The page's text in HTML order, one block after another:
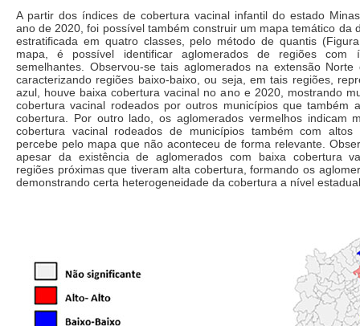
A partir dos índices de cobertura vacinal infantil do estado
ano de 2020, foi possível também construir um mapa temático da
estratificada em quatro classes, pelo método de quantis
mapa, é possível identificar aglomerados de regiões com
semelhantes. Observou-se tais aglomerados na extensão
caracterizando regiões baixo-baixo, ou seja, em tais regiões,
azul, houve baixa cobertura vacinal no ano e 2020, mostrando
cobertura vacinal rodeados por outros municípios que também
cobertura. Por outro lado, os aglomerados vermelhos indicam
cobertura vacinal rodeados de municípios também com
percebe pelo mapa que não aconteceu de forma relevante.
apesar da existência de aglomerados com baixa cobertura
regiões próximas que tiveram alta cobertura, formando os
demonstrando certa heterogeneidade da cobertura a nível